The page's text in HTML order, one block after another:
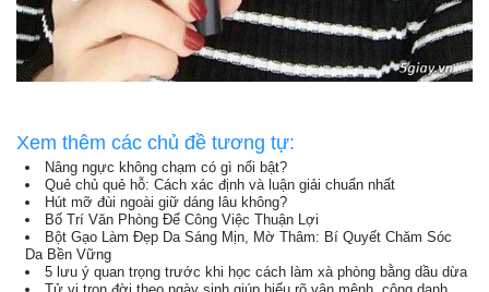
Xem thêm các chủ đề tương tự:
Nâng ngực không chạm có gì nổi bật?
Quẻ chủ quẻ hỗ: Cách xác định và luận giải chuẩn nhất
Hút mỡ đùi ngoài giữ dáng lâu không?
Bố Trí Văn Phòng Để Công Việc Thuận Lợi
Bột Gạo Làm Đẹp Da Sáng Mịn, Mờ Thâm: Bí Quyết Chăm Sóc
Da Bền Vững
5 lưu ý quan trọng trước khi học cách làm xà phòng bằng dầu dừa